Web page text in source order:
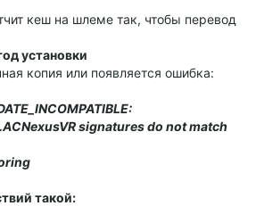
кеш на шлеме так, чтобы перевод
установки
копия или появляется ошибка:
signatures do not match
такой: